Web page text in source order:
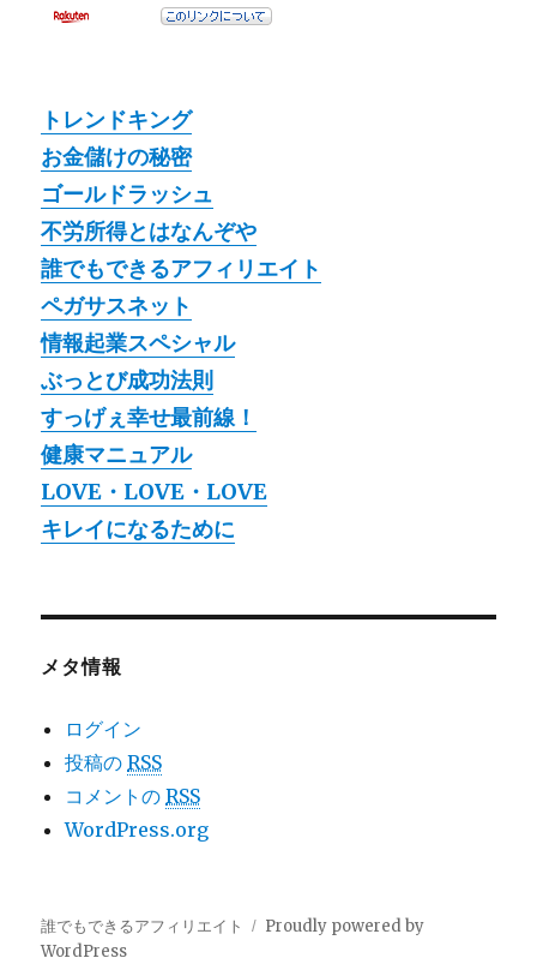
トレンドキング
お金儲けの秘密
ゴールドラッシュ
不労所得とはなんぞや
誰でもできるアフィリエイト
ペガサスネット
情報起業スペシャル
ぶっとび成功法則
すっげぇ幸せ最前線！
健康マニュアル
LOVE・LOVE・LOVE
キレイになるために
メタ情報
ログイン
投稿のRSS
コメントのRSS
WordPress.org
誰でもできるアフィリエイト
Proudly powered by
WordPress